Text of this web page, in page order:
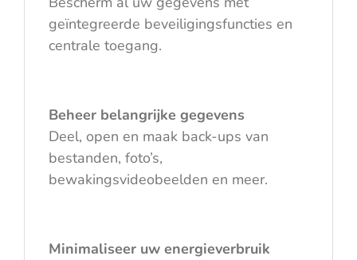
geïntegreerde beveiligingsfuncties en
centrale toegang.
Beheer belangrijke gegevens
Deel, open en maak back-ups van
bestanden, foto’s,
bewakingsvideobeelden en meer.
Minimaliseer uw energieverbruik